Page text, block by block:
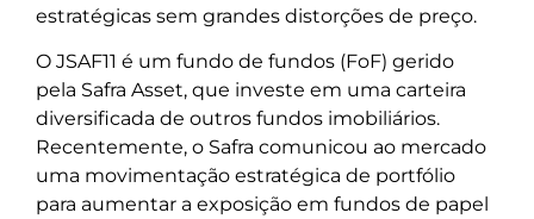
estratégicas sem grandes distorções de preço.
O JSAF11 é um fundo de fundos (FoF) gerido
pela Safra Asset, que investe em uma carteira
diversificada de outros fundos imobiliários.
Recentemente, o Safra comunicou ao mercado
uma movimentação estratégica de portfólio
para aumentar a exposição em fundos de papel